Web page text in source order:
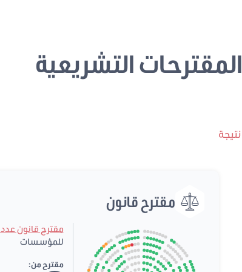
المقترحات التشريعية
مقترح قانون
مقترح قانون عدد 2017/28
للمؤسسات
مقترح من: